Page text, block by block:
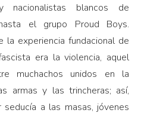
nacionalistas blancos de
el grupo Proud Boys.
la experiencia fundacional de
era la violencia, aquel
muchachos unidos en la
armas y las trincheras; así,
seducía a las masas, jóvenes